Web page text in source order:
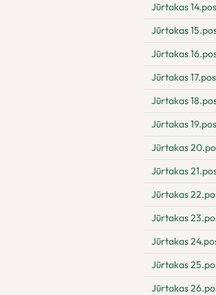
Jūrtakas
Jūrtakas
Jūrtakas
Jūrtakas
Jūrtakas
Jūrtakas
Jūrtakas
Jūrtakas
Jūrtakas
Jūrtakas
Jūrtakas
Jūrtakas
Jūrtakas